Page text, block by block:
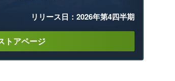
リリース日：2026年第4四半期
トアページ